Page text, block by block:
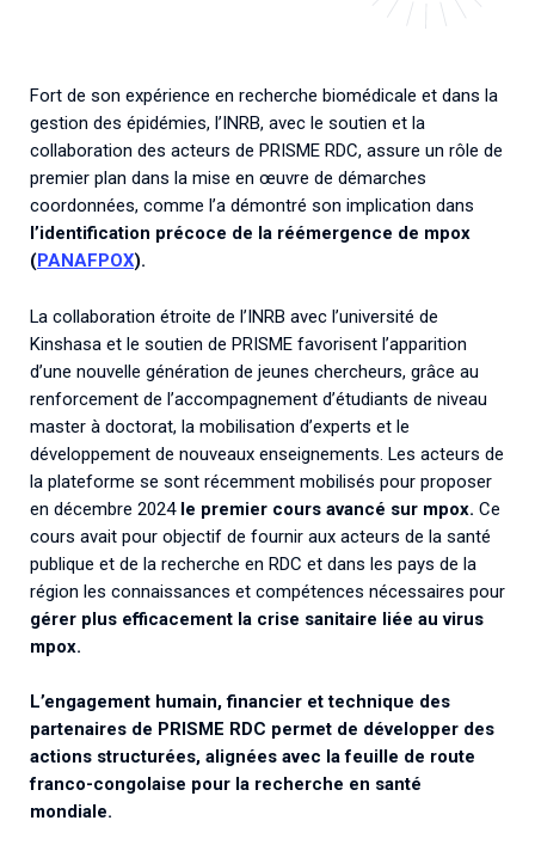
Fort de son expérience en recherche biomédicale et dans la
gestion des épidémies, l’INRB, avec le soutien et la
collaboration des acteurs de PRISME RDC, assure un rôle de
premier plan dans la mise en œuvre de démarches
coordonnées, comme l’a démontré son implication dans
l’identification précoce de la réémergence de mpox
(PANAFPOX).
La collaboration étroite de l’INRB avec l’université de
Kinshasa et le soutien de PRISME favorisent l’apparition
d’une nouvelle génération de jeunes chercheurs, grâce au
renforcement de l’accompagnement d’étudiants de niveau
master à doctorat, la mobilisation d’experts et le
développement de nouveaux enseignements. Les acteurs de
la plateforme se sont récemment mobilisés pour proposer
en décembre 2024 le premier cours avancé sur mpox. Ce
cours avait pour objectif de fournir aux acteurs de la santé
publique et de la recherche en RDC et dans les pays de la
région les connaissances et compétences nécessaires pour
gérer plus efficacement la crise sanitaire liée au virus
mpox.
L’engagement humain, financier et technique des
partenaires de PRISME RDC permet de développer des
actions structurées, alignées avec la feuille de route
franco-congolaise pour la recherche en santé
mondiale.